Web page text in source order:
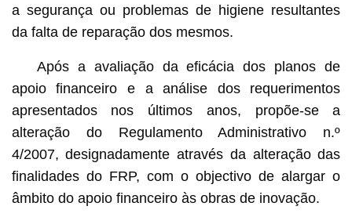
a segurança ou problemas de higiene resultantes
da falta de reparação dos mesmos.
Após a avaliação da eficácia dos planos de
apoio financeiro e a análise dos requerimentos
apresentados nos últimos anos, propõe-se a
alteração do Regulamento Administrativo n.º
4/2007, designadamente através da alteração das
finalidades do FRP, com o objectivo de alargar o
âmbito do apoio financeiro às obras de inovação.